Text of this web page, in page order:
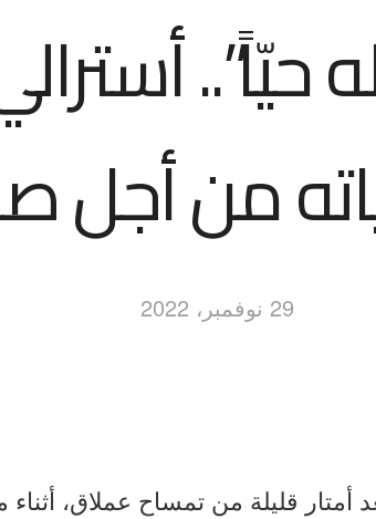
حيّاً”..
من أجل
29 نوفمبر، 2022
قليلة من تمساح عملاق، أثناء